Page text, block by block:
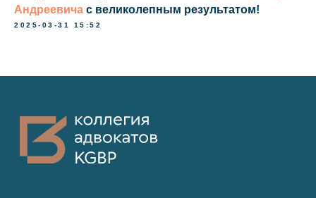
Андреевича с великолепным результатом!
2025-03-31 15:52